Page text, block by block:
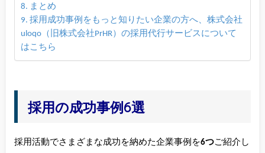
まとめ
採用成功事例をもっと知りたい企業の方へ、株式会社
uloqo（旧株式会社PrHR）の採用代行サービスについて
はこちら
採用の成功事例6選
採用活動でさまざまな成功を納めた企業事例を6つご紹介し